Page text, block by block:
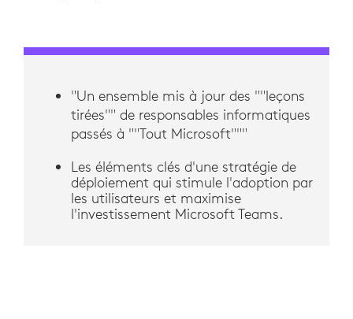
"Un ensemble mis à jour des ""leçons
tirées"" de responsables informatiques
passés à ""Tout Microsoft"""
Les éléments clés d'une stratégie de
déploiement qui stimule l'adoption par
les utilisateurs et maximise
l'investissement Microsoft Teams.